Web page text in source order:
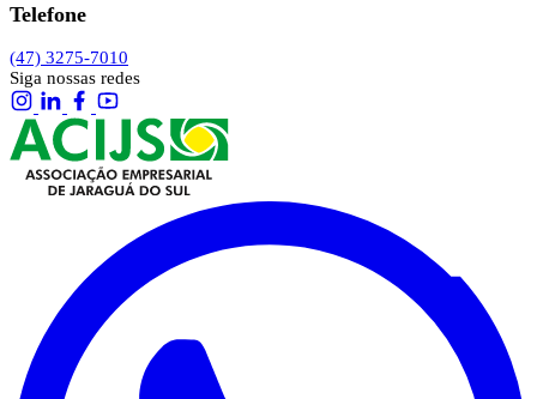
Telefone
(47) 3275-7010
Siga nossas redes